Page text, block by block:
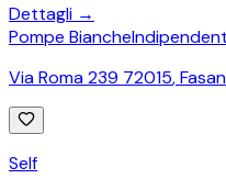
Dettagli →
Pompe Bianche
Via Roma 239 72015,
Self